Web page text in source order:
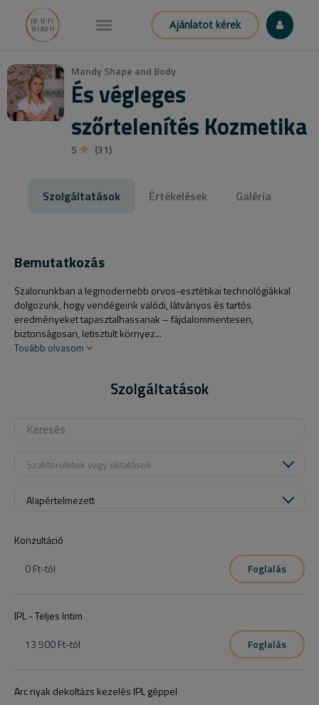
Ajánlatot kérek
Mandy Shape and Body
És végleges
szőrtelenítés Kozmetika
5 (31)
Szolgáltatások Értékelések Galéria
Bemutatkozás
Szalonunkban a legmodernebb orvos-esztétikai technológiákkal
dolgozunk, hogy vendégeink valódi, látványos és tartós
eredményeket tapasztalhassanak – fájdalommentesen,
biztonságosan, letisztult környez...
Tovább olvasom
Szolgáltatások
Szakterületek vagy oktatások
Alapértelmezett
Konzultáció
0 Ft-tól Foglalás
IPL - Teljes Intim
13 500 Ft-tól Foglalás
Arc nyak dekoltázs kezelés IPL géppel